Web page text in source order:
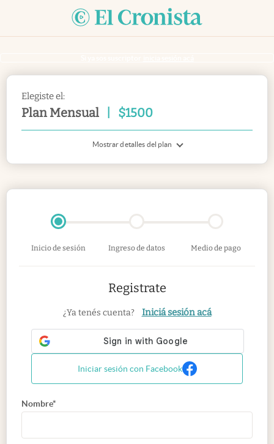
Elegiste el:
Plan Mensual $1500
Mostrar detalles del plan
Inicio de sesión Ingreso de datos Medio de pago
Registrate
¿Ya tenés cuenta? Iniciá sesión acá
Iniciar sesión con Facebook
Nombre*